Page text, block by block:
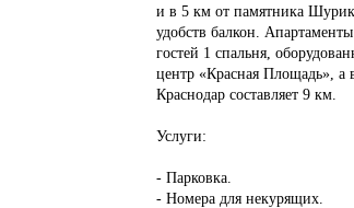
и в 5 км от памятника
удобств балкон.
гостей 1 спальня,
центр «Красная Площадь», а
Краснодар составляет 9 км.
Услуги:
- Парковка.
- Номера для некурящих.